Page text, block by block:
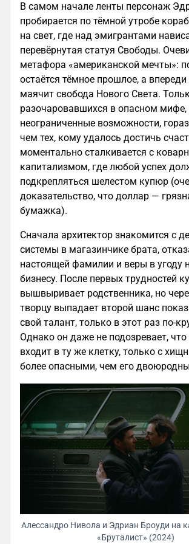
В самом начале ленты персонаж
пробирается по тёмной утробе
на свет, где над эмигрантами
перевёрнутая статуя Свободы.
метафора «американской мечты»:
остаётся тёмное прошлое, а
маячит свобода Нового Света.
разочаровавшихся в опасном
неограниченные возможности,
чем тех, кому удалось достичь
моментально сталкивается с
капитализмом, где любой успех
подкрепляться шелестом купюр
доказательство, что доллар —
бумажка).
Сначала архитектор знакомится с
системы в магазинчике брата,
настоящей фамилии и веры в угоду
бизнесу. После первых трудностей
вышвыривает родственника, но
творцу выпадает второй шанс
свой талант, только в этот раз по-
Однако он даже не подозревает,
входит в ту же клетку, только с
более опасными, чем его
Алессандро Нивола и Эдриан Броуди на
«Бруталист» (2024)